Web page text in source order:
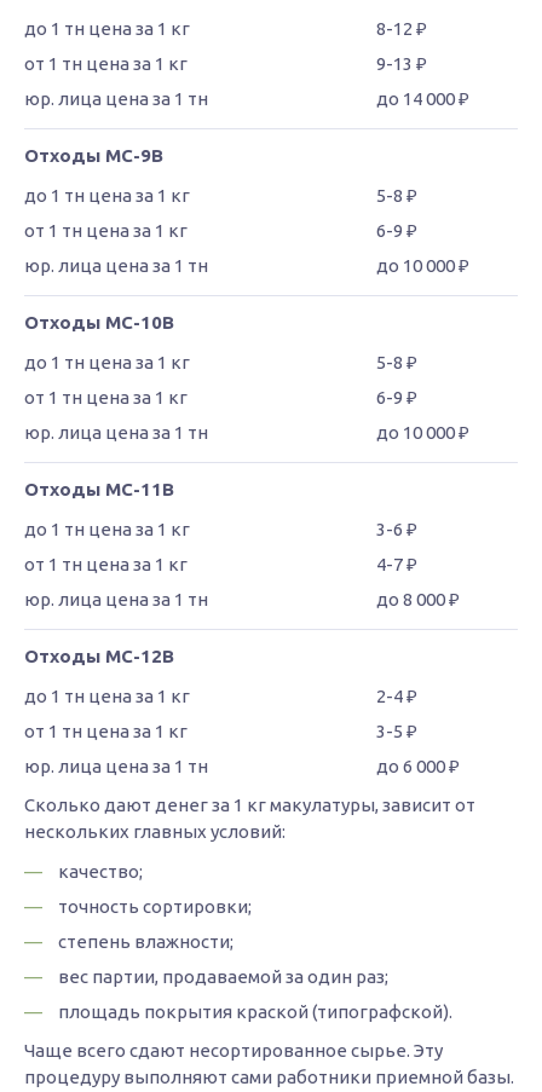
8-12 ₽
9-13 ₽
до 14 000 ₽
Отходы МС-9В
5-8 ₽
6-9 ₽
до 10 000 ₽
Отходы МС-10В
5-8 ₽
6-9 ₽
до 10 000 ₽
Отходы МС-11В
3-6 ₽
4-7 ₽
до 8 000 ₽
Отходы МС-12В
2-4 ₽
3-5 ₽
до 6 000 ₽
Сколько дают денег за 1 кг макулатуры, зависит от
нескольких главных условий:
качество;
точность сортировки;
степень влажности;
вес партии, продаваемой за один раз;
площадь покрытия краской (типографской).
Чаще всего сдают несортированное сырье. Эту
процедуру выполняют сами работники приемной базы.